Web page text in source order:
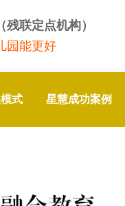
联定点机构）
园能更好
式 星慧成功案例